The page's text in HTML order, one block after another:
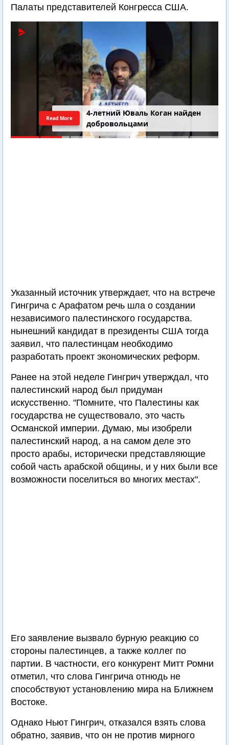
Палаты представителей Конгресса США.
4-летний Юваль Коган найден
добровольцами
Read More
Указанный источник утверждает, что на встрече
Гингрича с Арафатом речь шла о создании
независимого палестинского государства.
нынешний кандидат в президенты США тогда
заявил, что палестинцам необходимо
разработать проект экономических реформ.
Ранее на этой неделе Гингрич утверждал, что
палестинский народ был придуман
искусственно. "Помните, что Палестины как
государства не существовало, это часть
Османской империи. Думаю, мы изобрели
палестинский народ, а на самом деле это
просто арабы, исторически представляющие
собой часть арабской общины, и у них были все
возможности поселиться во многих местах".
Его заявление вызвало бурную реакцию со
стороны палестинцев, а также коллег по
партии. В частности, его конкурент Митт Ромни
отметил, что слова Гингрича отнюдь не
способствуют установлению мира на Ближнем
Востоке.
Однако Ньют Гингрич, отказался взять слова
обратно, заявив, что он не против мирного